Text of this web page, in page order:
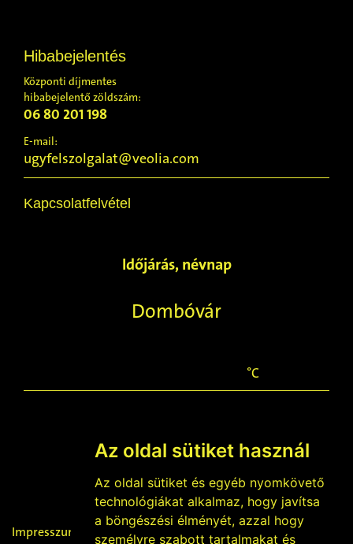
Az oldal sütiket használ
Az oldal sütiket és egyéb nyomkövető
technológiákat alkalmaz, hogy javítsa
a böngészési élményét, azzal hogy
személyre szabott tartalmakat és
Hibabejelentés
Központi díjmentes
hibabejelentő zöldszám:
06 80 201 198
E-mail:
ugyfelszolgalat@veolia.com
Kapcsolatfelvétel
Időjárás, névnap
Dombóvár
°C
2026-08-06
Impresszum